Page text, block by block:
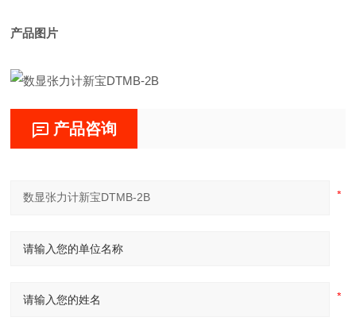
产品图片
产品咨询